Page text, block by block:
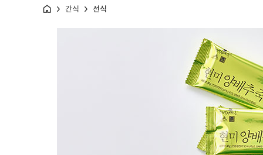
홈 간식 선식